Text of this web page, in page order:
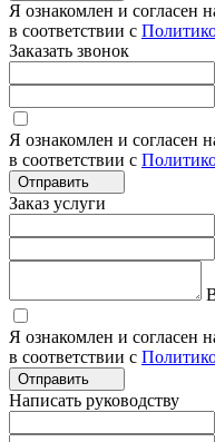
Я ознакомлен и согласен
в соответствии с
Заказать звонок
Я ознакомлен и согласен
в соответствии с
Отправить
Заказ услуги
Я ознакомлен и согласен
в соответствии с
Отправить
Написать руководству